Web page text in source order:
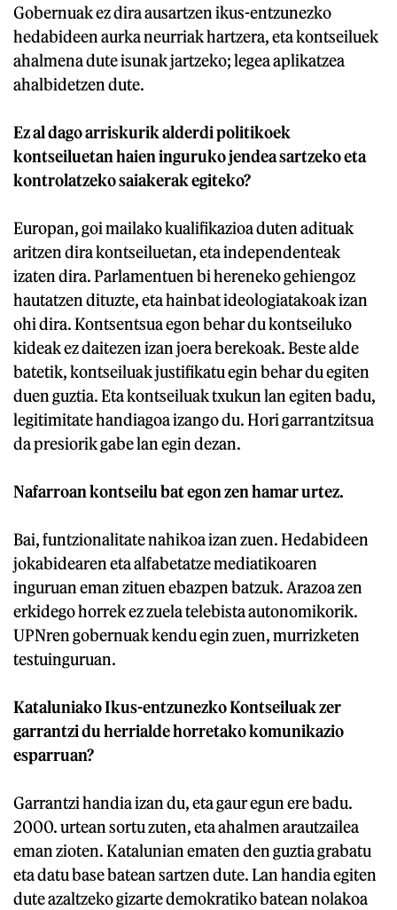
Gobernuak ez dira ausartzen ikus-entzunezko
hedabideen aurka neurriak hartzera, eta kontseiluek
ahalmena dute isunak jartzeko; legea aplikatzea
ahalbidetzen dute.
Ez al dago arriskurik alderdi politikoek
kontseiluetan haien inguruko jendea sartzeko eta
kontrolatzeko saiakerak egiteko?
Europan, goi mailako kualifikazioa duten adituak
aritzen dira kontseiluetan, eta independenteak
izaten dira. Parlamentuen bi hereneko gehiengoz
hautatzen dituzte, eta hainbat ideologiatakoak izan
ohi dira. Kontsentsua egon behar du kontseiluko
kideak ez daitezen izan joera berekoak. Beste alde
batetik, kontseiluak justifikatu egin behar du egiten
duen guztia. Eta kontseiluak txukun lan egiten badu,
legitimitate handiagoa izango du. Hori garrantzitsua
da presiorik gabe lan egin dezan.
Nafarroan kontseilu bat egon zen hamar urtez.
Bai, funtzionalitate nahikoa izan zuen. Hedabideen
jokabidearen eta alfabetatze mediatikoaren
inguruan eman zituen ebazpen batzuk. Arazoa zen
erkidego horrek ez zuela telebista autonomikorik.
UPNren gobernuak kendu egin zuen, murrizketen
testuinguruan.
Kataluniako Ikus-entzunezko Kontseiluak zer
garrantzi du herrialde horretako komunikazio
esparruan?
Garrantzi handia izan du, eta gaur egun ere badu.
2000. urtean sortu zuten, eta ahalmen arautzailea
eman zioten. Katalunian ematen den guztia grabatu
eta datu base batean sartzen dute. Lan handia egiten
dute azaltzeko gizarte demokratiko batean nolakoa